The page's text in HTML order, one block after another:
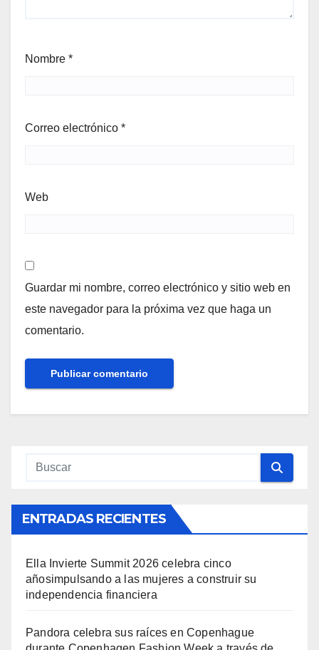
Nombre *
Correo electrónico *
Web
Guardar mi nombre, correo electrónico y sitio web en
este navegador para la próxima vez que haga un
comentario.
ENTRADAS RECIENTES
Ella Invierte Summit 2026 celebra cinco
añosimpulsando a las mujeres a construir su
independencia financiera
Pandora celebra sus raíces en Copenhague